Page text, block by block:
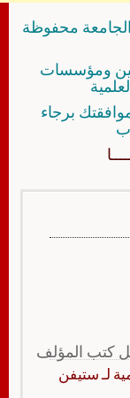
محفوظة
ومؤسسات
برجاء
كتب المؤلف
لـ ستيفن